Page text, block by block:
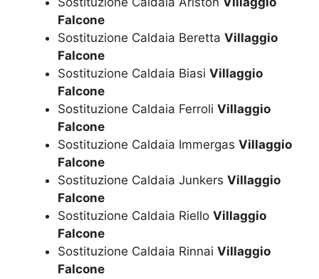
Falcone
Sostituzione Caldaia Beretta Villaggio
Falcone
Sostituzione Caldaia Biasi Villaggio
Falcone
Sostituzione Caldaia Ferroli Villaggio
Falcone
Sostituzione Caldaia Immergas Villaggio
Falcone
Sostituzione Caldaia Junkers Villaggio
Falcone
Sostituzione Caldaia Riello Villaggio
Falcone
Sostituzione Caldaia Rinnai Villaggio
Falcone